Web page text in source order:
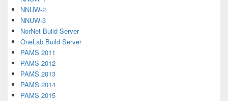
NNUW-2
NNUW-3
NorNet Build Server
OneLab Build Server
PAMS 2011
PAMS 2012
PAMS 2013
PAMS 2014
PAMS 2015